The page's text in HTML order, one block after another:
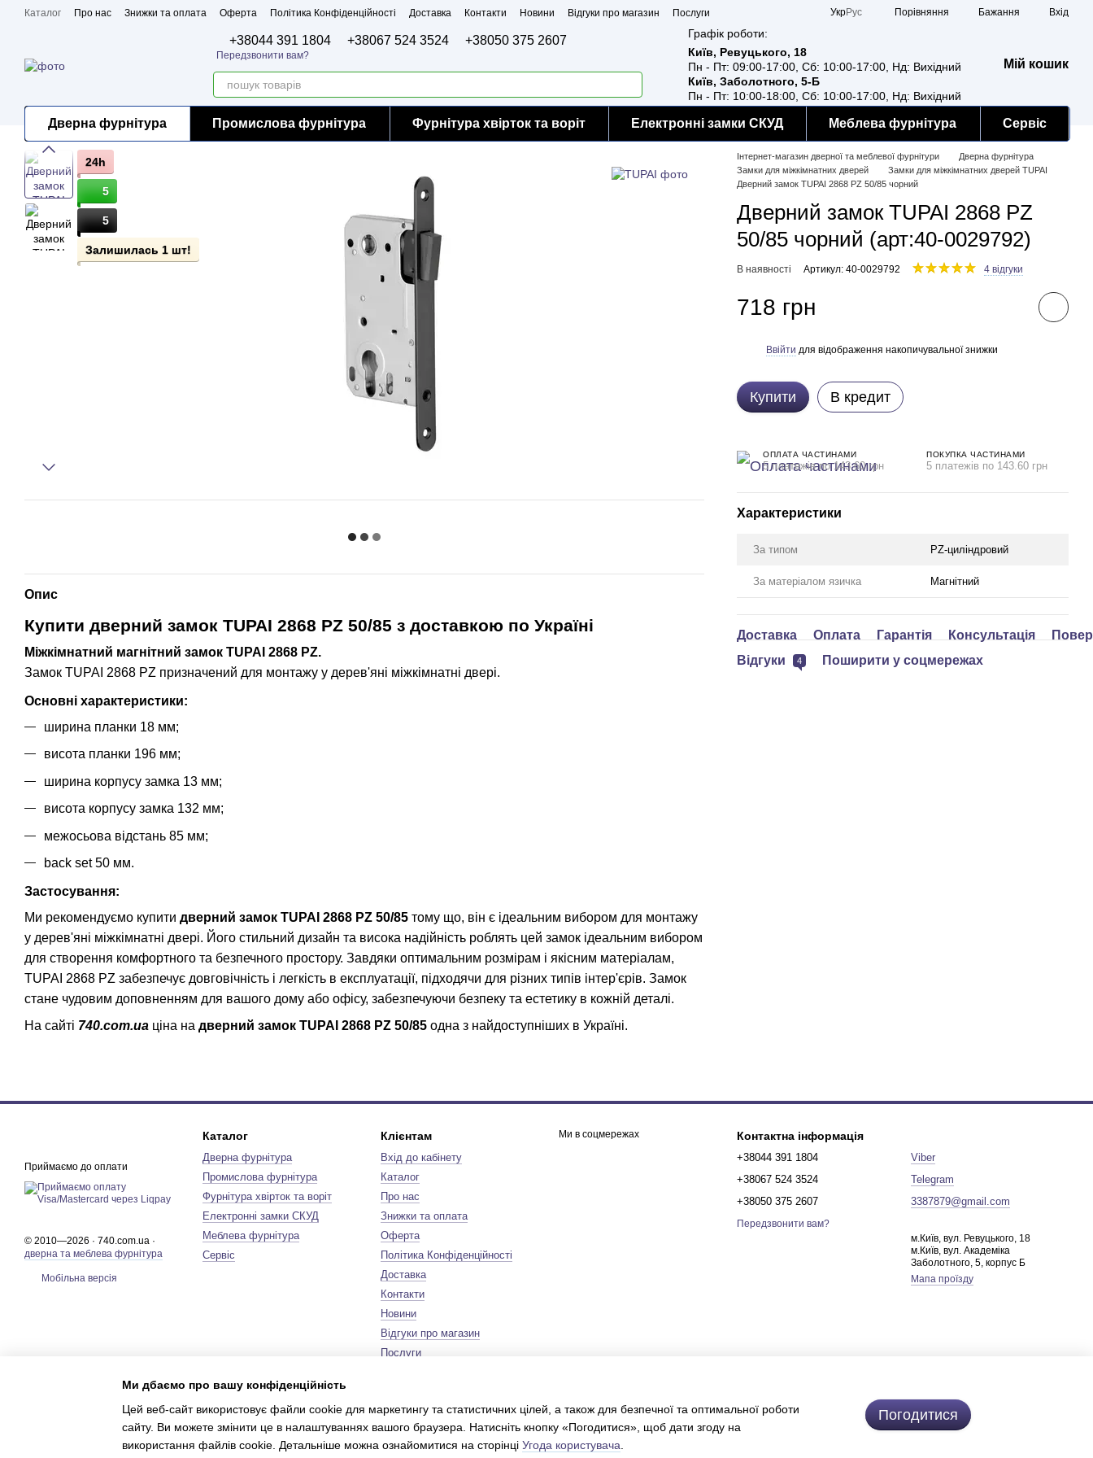
Перейти до основного контенту
Каталог Про нас Знижки та оплата Оферта Політика Конфіденційності Доставка Контакти Новини Відгуки про магазин
Послуги
УкрРус Порівняння Бажання Вхід
+38044 391 1804 +38067 524 3524 +38050 375 2607
Передзвонити вам?
Графік роботи:
Київ, Ревуцького, 18
Пн - Пт: 09:00-17:00, Сб: 10:00-17:00, Нд: Вихідний
Київ, Заболотного, 5-Б
Пн - Пт: 10:00-18:00, Сб: 10:00-17:00, Нд: Вихідний
Мій кошик
Дверна фурнітура Промислова фурнітура Фурнітура хвірток та воріт Електронні замки СКУД Меблева фурнітура Сервіс
24h
5
5
Залишилась 1 шт!
Опис
Купити дверний замок TUPAI 2868 PZ 50/85 з доставкою по Україні
Міжкімнатний магнітний замок TUPAI 2868 PZ.
Замок TUPAI 2868 PZ призначений для монтажу у дерев'яні міжкімнатні двері.
Основні характеристики:
ширина планки 18 мм;
висота планки 196 мм;
ширина корпусу замка 13 мм;
висота корпусу замка 132 мм;
межосьова відстань 85 мм;
back set 50 мм.
Застосування:
Ми рекомендуємо купити дверний замок TUPAI 2868 PZ 50/85 тому що, він є ідеальним вибором для монтажу
у дерев'яні міжкімнатні двері. Його стильний дизайн та висока надійність роблять цей замок ідеальним вибором
для створення комфортного та безпечного простору. Завдяки оптимальним розмірам і якісним матеріалам,
TUPAI 2868 PZ забезпечує довговічність і легкість в експлуатації, підходячи для різних типів інтер'єрів. Замок
стане чудовим доповненням для вашого дому або офісу, забезпечуючи безпеку та естетику в кожній деталі.
На сайті 740.com.ua ціна на дверний замок TUPAI 2868 PZ 50/85 одна з найдоступніших в Україні.
Інтернет-магазин дверної та меблевої фурнітури
Дверна фурнітура
Замки для міжкімнатних дверей
Замки для міжкімнатних дверей TUPAI
Дверний замок TUPAI 2868 PZ 50/85 чорний
Дверний замок TUPAI 2868 PZ
50/85 чорний (арт:40-0029792)
В наявності Артикул: 40-0029792 4 відгуки
718 грн
Ввійти для відображення накопичувальної знижки
Купити В кредит
ОПЛАТА ЧАСТИНАМИ
5 платежів по 143.60 грн
ПОКУПКА ЧАСТИНАМИ
5 платежів по 143.60 грн
Характеристики
За типом PZ-циліндровий
За матеріалом язичка Магнітний
Доставка Оплата Гарантія Консультація
Відгуки
4 Поширити у соцмережах
Приймаємо до оплати
© 2010—2026 · 740.com.ua ·
дверна та меблева фурнітура
Мобільна версія
Каталог
Дверна фурнітура
Промислова фурнітура
Фурнітура хвірток та воріт
Електронні замки СКУД
Меблева фурнітура
Сервіс
Клієнтам
Вхід до кабінету
Каталог
Про нас
Знижки та оплата
Оферта
Політика Конфіденційності
Доставка
Контакти
Новини
Відгуки про магазин
Послуги
Сертифікати
Ми в соцмережах
Інтернет-магазин створений з
Контактна інформація
+38044 391 1804
+38067 524 3524
+38050 375 2607
Передзвонити вам?
Viber
Telegram
3387879@gmail.com
м.Київ, вул. Ревуцького, 18
м.Київ, вул. Академіка
Заболотного, 5, корпус Б
Мапа проїзду
Ми дбаємо про вашу конфіденційність
Цей веб-сайт використовує файли cookie для маркетингу та статистичних цілей, а також для безпечної та оптимальної роботи
сайту. Ви можете змінити це в налаштуваннях вашого браузера. Натисніть кнопку «Погодитися», щоб дати згоду на
використання файлів cookie. Детальніше можна ознайомитися на сторінці Угода користувача
Погодитися